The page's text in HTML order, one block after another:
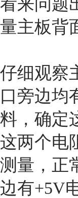
看来问题
量主板背
仔细观察
口旁边均
料，确定
这两个电
测量，正
边有+5V